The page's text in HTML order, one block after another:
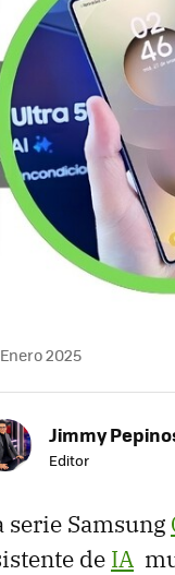
2025
Jimmy
Editor
serie Samsung
de IA